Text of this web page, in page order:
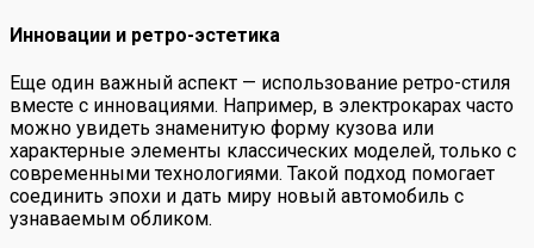
Инновации и ретро-эстетика
Еще один важный аспект — использование ретро-стиля
вместе с инновациями. Например, в электрокарах часто
можно увидеть знаменитую форму кузова или
характерные элементы классических моделей, только с
современными технологиями. Такой подход помогает
соединить эпохи и дать миру новый автомобиль с
узнаваемым обликом.